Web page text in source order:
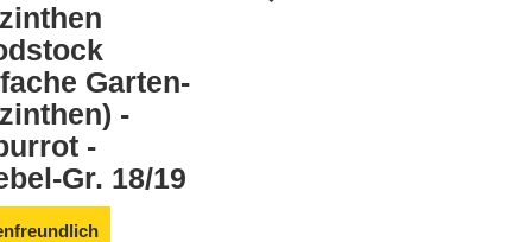
Garten-
-
-
Gr. 18/19